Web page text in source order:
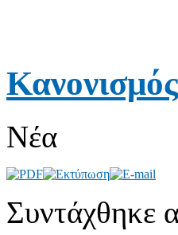
Νέα
Συντάχθηκε